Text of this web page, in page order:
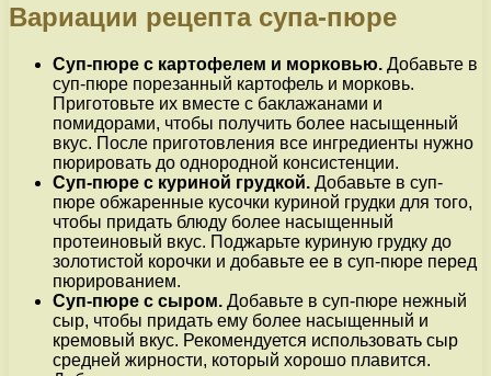
Вариации рецепта супа-пюре
Суп-пюре с картофелем и морковью. Добавьте в
суп-пюре порезанный картофель и морковь.
Приготовьте их вместе с баклажанами и
помидорами, чтобы получить более насыщенный
вкус. После приготовления все ингредиенты нужно
пюрировать до однородной консистенции.
Суп-пюре с куриной грудкой. Добавьте в суп-
пюре обжаренные кусочки куриной грудки для того,
чтобы придать блюду более насыщенный
протеиновый вкус. Поджарьте куриную грудку до
золотистой корочки и добавьте ее в суп-пюре перед
пюрированием.
Суп-пюре с сыром. Добавьте в суп-пюре нежный
сыр, чтобы придать ему более насыщенный и
кремовый вкус. Рекомендуется использовать сыр
средней жирности, который хорошо плавится.